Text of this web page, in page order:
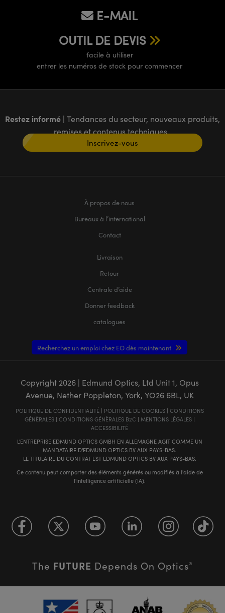
E-MAIL
OUTIL DE DEVIS
facile à utiliser
entrer les numéros de stock pour commencer
Restez informé | Tendances du secteur, nouveaux produits,
remises et contenus techniques
Inscrivez-vous
À propos de nous
Bureaux à l’international
Contact
Livraison
Retour
Centrale d’aide
Donner feedback
catalogues
Recherchez un emploi chez EO dès maintenant
Copyright 2026| Edmund Optics, Ltd Unit 1, Opus
Avenue, Nether Poppleton, York, YO26 6BL, UK
POLITIQUE DE CONFIDENTIALITÉ| POLITIQUE DE COOKIES| CONDITIONS
GÉNÈRALES| CONDITIONS GÉNÈRALES B2C | MENTIONS LÉGALES|
ACCESSIBILITÉ
L'ENTREPRISE EDMUND OPTICS GMBH EN ALLEMAGNE AGIT COMME UN
MANDATAIRE D'EDMUND OPTICS BV AUX PAYS-BAS.
LE TITULAIRE DU CONTRAT EST EDMUND OPTICS BV AUX PAYS-BAS.
Ce contenu peut comporter des éléments générés ou modifiés à l'aide de
l'intelligence artificielle (IA).
The FUTURE Depends On Optics®